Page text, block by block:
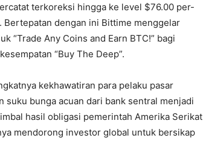
terkoreksi hingga ke level $76.00 per-
Bertepatan dengan ini Bittime menggelar
“Trade Any Coins and Earn BTC!” bagi
“Buy The Deep”.
kekhawatiran para pelaku pasar
bunga acuan dari bank sentral menjadi
hasil obligasi pemerintah Amerika Serikat
mendorong investor global untuk bersikap